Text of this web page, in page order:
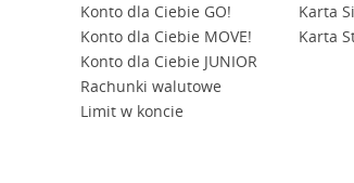
Konto dla Ciebie GO!
Konto dla Ciebie MOVE!
Konto dla Ciebie JUNIOR
Rachunki walutowe
Limit w koncie
Karta
Karta